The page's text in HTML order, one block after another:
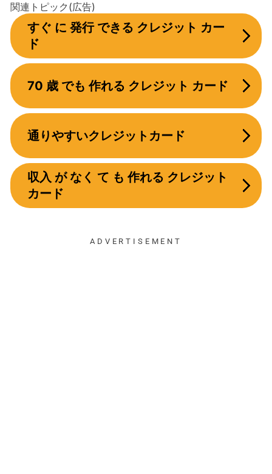
関連トピック(広告)
すぐ に 発行 できる クレジット カー
ド
70 歳 でも 作れる クレジット カード
通りやすいクレジットカード
収入 が なく て も 作れる クレジット
カード
ADVERTISEMENT